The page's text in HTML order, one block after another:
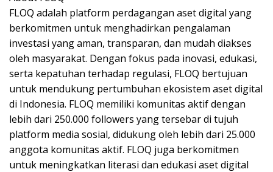
FLOQ adalah platform perdagangan aset digital yang
berkomitmen untuk menghadirkan pengalaman
investasi yang aman, transparan, dan mudah diakses
oleh masyarakat. Dengan fokus pada inovasi, edukasi,
serta kepatuhan terhadap regulasi, FLOQ bertujuan
untuk mendukung pertumbuhan ekosistem aset digital
di Indonesia. FLOQ memiliki komunitas aktif dengan
lebih dari 250.000 followers yang tersebar di tujuh
platform media sosial, didukung oleh lebih dari 25.000
anggota komunitas aktif. FLOQ juga berkomitmen
untuk meningkatkan literasi dan edukasi aset digital